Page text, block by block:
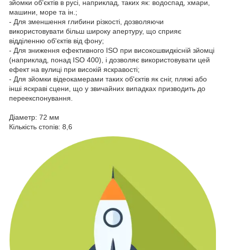
зйомки об'єктів в русі, наприклад, таких як: водоспад, хмари,
машини, море та ін.;
- Для зменшення глибини різкості, дозволяючи
використовувати більш широку апертуру, що сприяє
відділенню об'єктів від фону;
- Для зниження ефективного ISO при високошвидкісній зйомці
(наприклад, понад ISO 400), і дозволяє використовувати цей
ефект на вулиці при високій яскравості;
- Для зйомки відеокамерами таких об'єктів як сніг, пляжі або
інші яскраві сцени, що у звичайних випадках призводить до
переекспонування.
Діаметр: 72 мм
Кількість стопів: 8,6